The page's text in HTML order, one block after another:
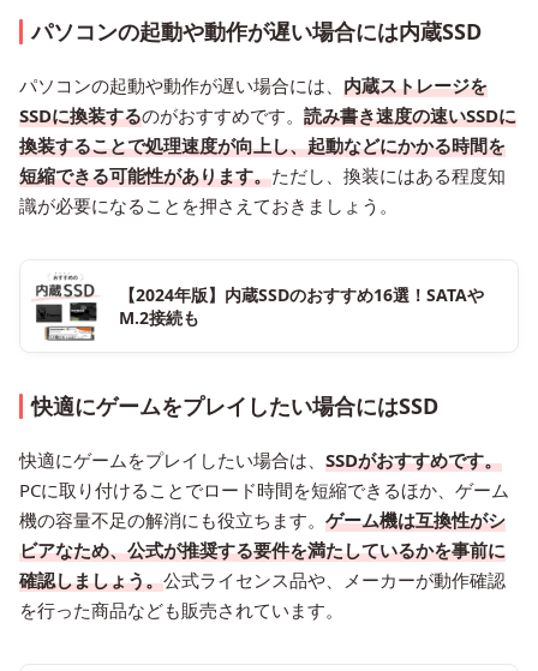
パソコンの起動や動作が遅い場合には内蔵SSD
パソコンの起動や動作が遅い場合には、 内蔵ストレージを
SSDに換装するのがおすすめです。 読み書き速度の速いSSDに
換装することで処理速度が向上し、起動などにかかる時間を
短縮できる可能性があります。ただし、換装にはある程度知
識が必要になることを押さえておきましょう。
【2024年版】内蔵SSDのおすすめ16選！SATAや
M.2接続も
快適にゲームをプレイしたい場合にはSSD
快適にゲームをプレイしたい場合は、 SSDがおすすめです。
PCに取り付けることでロード時間を短縮できるほか、ゲーム
機の容量不足の解消にも役立ちます。 ゲーム機は互換性がシ
ビアなため、公式が推奨する要件を満たしているかを事前に
確認しましょう。公式ライセンス品や、メーカーが動作確認
を行った商品なども販売されています。